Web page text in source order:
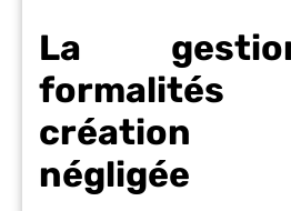
La
création
négligée